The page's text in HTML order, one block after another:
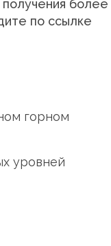
более
по ссылке
горном
уровней